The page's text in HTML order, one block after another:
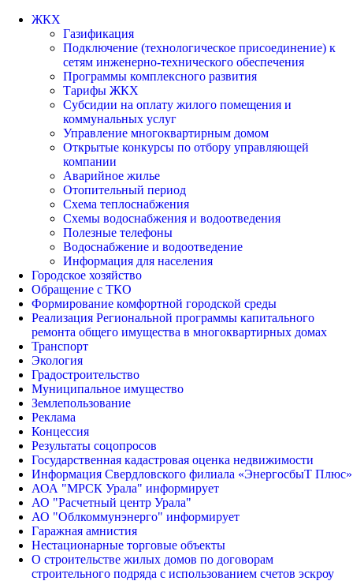
ЖКХ
Газификация
Подключение (технологическое присоединение) к
сетям инженерно-технического обеспечения
Программы комплексного развития
Тарифы ЖКХ
Субсидии на оплату жилого помещения и
коммунальных услуг
Управление многоквартирным домом
Открытые конкурсы по отбору управляющей
компании
Аварийное жилье
Отопительный период
Схема теплоснабжения
Схемы водоснабжения и водоотведения
Полезные телефоны
Водоснабжение и водоотведение
Информация для населения
Городское хозяйство
Обращение с ТКО
Формирование комфортной городской среды
Реализация Региональной программы капитального
ремонта общего имущества в многоквартирных домах
Транспорт
Экология
Градостроительство
Муниципальное имущество
Землепользование
Реклама
Концессия
Результаты соцопросов
Государственная кадастровая оценка недвижимости
Информация Свердловского филиала «ЭнергосбыТ Плюс»
АОА "МРСК Урала" информирует
АО "Расчетный центр Урала"
АО "Облкоммунэнерго" информирует
Гаражная амнистия
Нестационарные торговые объекты
О строительстве жилых домов по договорам
строительного подряда с использованием счетов эскроу